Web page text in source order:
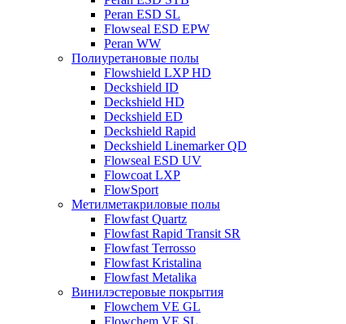
Peran ESD SL
Flowseal ESD EPW
Peran WW
Полиуретановые полы
Flowshield LXP HD
Deckshield ID
Deckshield HD
Deckshield ED
Deckshield Rapid
Deckshield Linemarker QD
Flowseal ESD UV
Flowcoat LXP
FlowSport
Метилметакриловые полы
Flowfast Quartz
Flowfast Rapid Transit SR
Flowfast Terrosso
Flowfast Kristalina
Flowfast Metalika
Винилэстеровые покрытия
Flowchem VE GL
Flowchem VE SL